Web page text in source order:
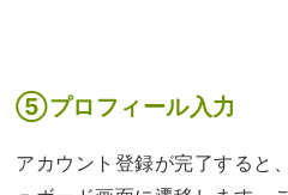
⑤プロフィール入力
アカウント登録が完了する